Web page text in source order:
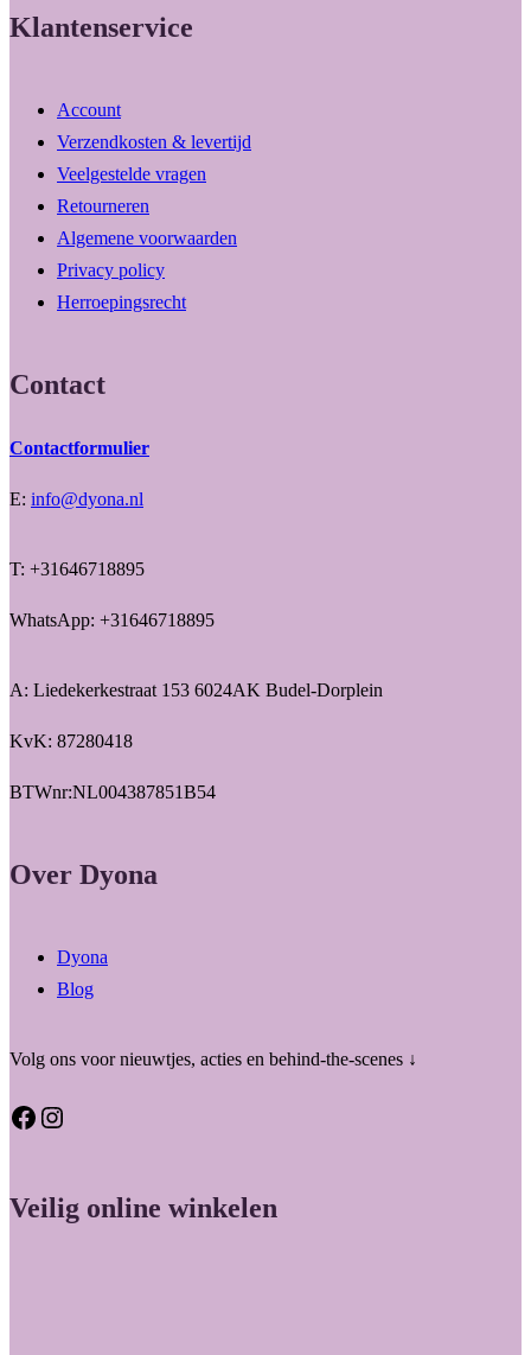
Klantenservice
Account
Verzendkosten & levertijd
Veelgestelde vragen
Retourneren
Algemene voorwaarden
Privacy policy
Herroepingsrecht
Contact
Contactformulier
E: info@dyona.nl
T: +31646718895
WhatsApp: +31646718895
A: Liedekerkestraat 153 6024AK Budel-Dorplein
KvK: 87280418
BTWnr:NL004387851B54
Over Dyona
Dyona
Blog
Volg ons voor nieuwtjes, acties en behind-the-scenes ↓
Facebook Instagram
Veilig online winkelen